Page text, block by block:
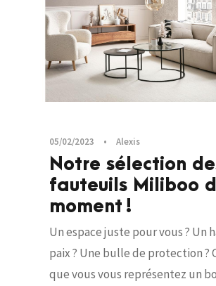
05/02/2023 • Alexis
Notre sélection
fauteuils Miliboo
moment !
Un espace juste pour vous ? Un
paix ? Une bulle de protection ?
que vous vous représentez un